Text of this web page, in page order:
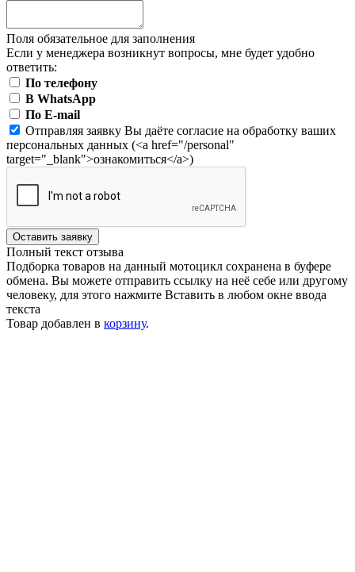
Поля обязательное для заполнения
Если у менеджера возникнут вопросы, мне будет удобно
ответить:
По телефону
В WhatsApp
По E-mail
Отправляя заявку Вы даёте согласие на обработку ваших
персональных данных (<a href="/personal"
target="_blank">ознакомиться</a>)
Оставить заявку
Полный текст отзыва
Подборка товаров на данный мотоцикл сохранена в буфере
обмена. Вы можете отправить ссылку на неё себе или другому
человеку, для этого нажмите Вставить в любом окне ввода
текста
Товар добавлен в корзину.